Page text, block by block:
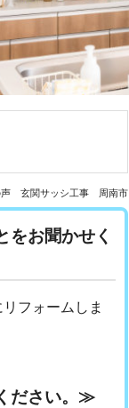
声 玄関サッシ工事 周南市
お聞かせく
フォームしま
ださい。≫